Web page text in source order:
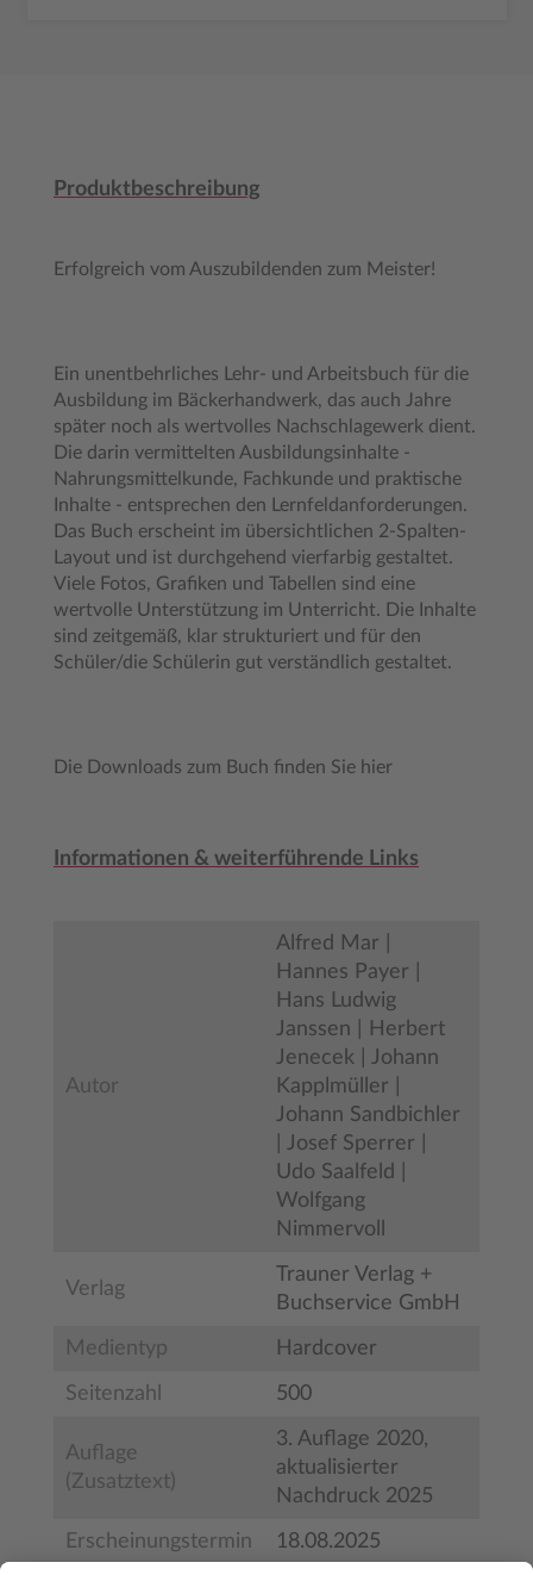
Produktbeschreibung
Erfolgreich vom Auszubildenden zum Meister!
Ein unentbehrliches Lehr- und Arbeitsbuch für die
Ausbildung im Bäckerhandwerk, das auch Jahre
später noch als wertvolles Nachschlagewerk dient.
Die darin vermittelten Ausbildungsinhalte -
Nahrungsmittelkunde, Fachkunde und praktische
Inhalte - entsprechen den Lernfeldanforderungen.
Das Buch erscheint im übersichtlichen 2-Spalten-
Layout und ist durchgehend vierfarbig gestaltet.
Viele Fotos, Grafiken und Tabellen sind eine
wertvolle Unterstützung im Unterricht. Die Inhalte
sind zeitgemäß, klar strukturiert und für den
Schüler/die Schülerin gut verständlich gestaltet.
Die Downloads zum Buch finden Sie hier
Informationen & weiterführende Links
Autor
Alfred Mar |
Hannes Payer |
Hans Ludwig
Janssen | Herbert
Jenecek | Johann
Kapplmüller |
Johann Sandbichler
| Josef Sperrer |
Udo Saalfeld |
Wolfgang
Nimmervoll
Verlag
Trauner Verlag +
Buchservice GmbH
Medientyp Hardcover
Seitenzahl 500
Auflage
(Zusatztext)
3. Auflage 2020,
aktualisierter
Nachdruck 2025
Erscheinungstermin 18.08.2025